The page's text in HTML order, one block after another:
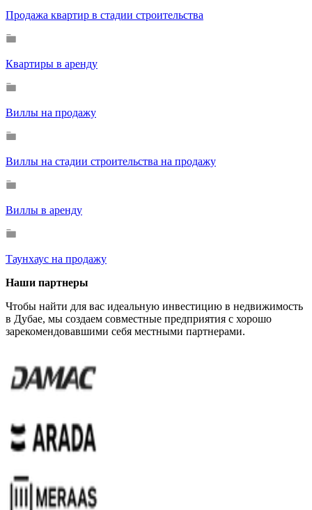
Продажа квартир в стадии строительства
Квартиры в аренду
Виллы на продажу
Виллы на стадии строительства на продажу
Виллы в аренду
Таунхаус на продажу
Наши партнеры
Чтобы найти для вас идеальную инвестицию в недвижимость
в Дубае, мы создаем совместные предприятия с хорошо
зарекомендовавшими себя местными партнерами.